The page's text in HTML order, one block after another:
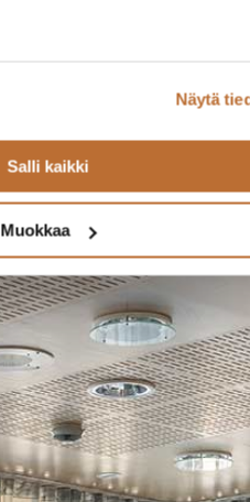
Näytä
Salli kaikki
Muokkaa